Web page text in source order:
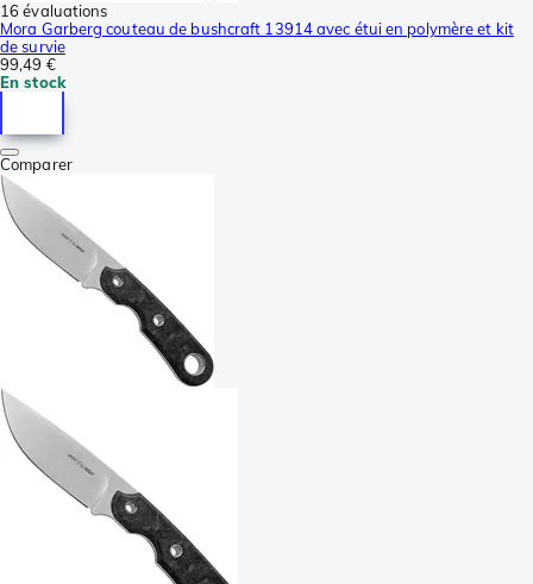
16 évaluations
Mora Garberg couteau de bushcraft 13914 avec étui en polymère et kit
de survie
99,49 €
En stock
Comparer